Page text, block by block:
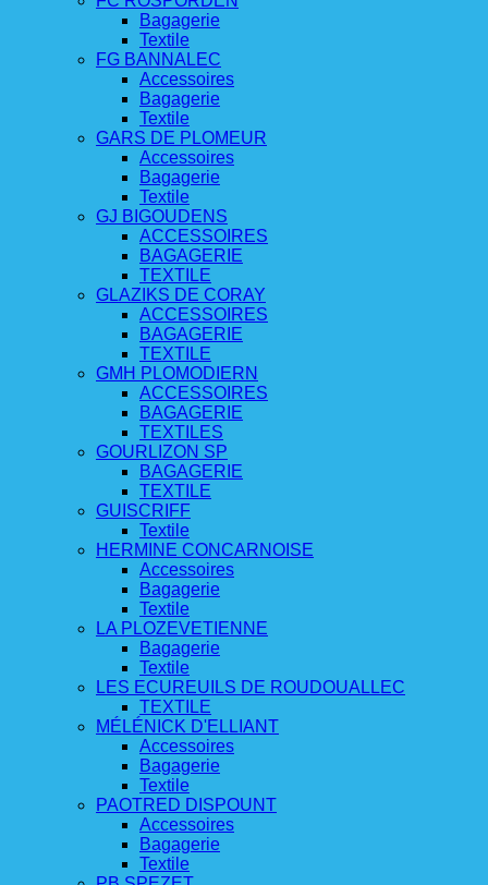
Bagagerie
Textile
FG BANNALEC
Accessoires
Bagagerie
Textile
GARS DE PLOMEUR
Accessoires
Bagagerie
Textile
GJ BIGOUDENS
ACCESSOIRES
BAGAGERIE
TEXTILE
GLAZIKS DE CORAY
ACCESSOIRES
BAGAGERIE
TEXTILE
GMH PLOMODIERN
ACCESSOIRES
BAGAGERIE
TEXTILES
GOURLIZON SP
BAGAGERIE
TEXTILE
GUISCRIFF
Textile
HERMINE CONCARNOISE
Accessoires
Bagagerie
Textile
LA PLOZEVETIENNE
Bagagerie
Textile
LES ECUREUILS DE ROUDOUALLEC
TEXTILE
MÉLÉNICK D'ELLIANT
Accessoires
Bagagerie
Textile
PAOTRED DISPOUNT
Accessoires
Bagagerie
Textile